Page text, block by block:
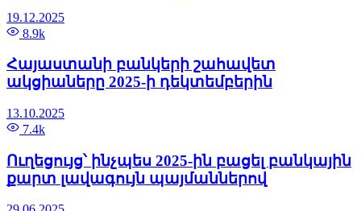
19.12.2025
8.9k
Հայաստանի բանկերի շահավետ
ակցիաները 2025-ի դեկտեմբերին
13.10.2025
7.4k
Ուղեցույց՝ ինչպես 2025-ին բացել բանկային
քարտ լավագույն պայմաններով